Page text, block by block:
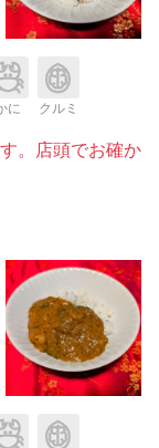
に クルミ
。店頭でお確か